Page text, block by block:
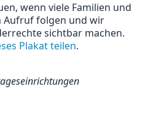
wenn viele Familien und
Aufruf folgen und wir
sichtbar machen.
Plakat teilen.